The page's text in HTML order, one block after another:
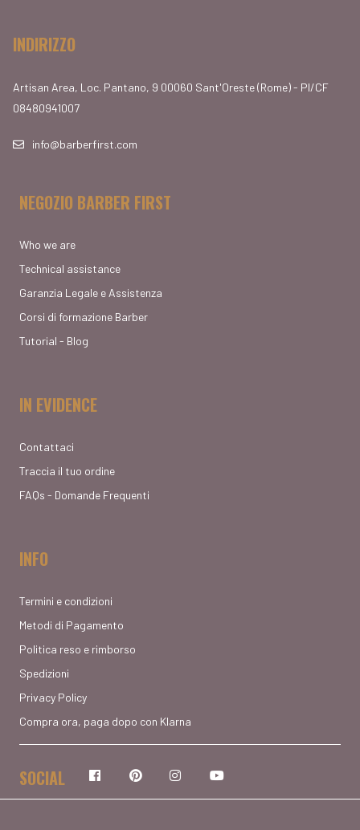
INDIRIZZO
Artisan Area, Loc. Pantano, 9 00060 Sant'Oreste (Rome) - PI/CF
08480941007
info@barberfirst.com
NEGOZIO BARBER FIRST
Who we are
Technical assistance
Garanzia Legale e Assistenza
Corsi di formazione Barber
Tutorial - Blog
IN EVIDENCE
Contattaci
Traccia il tuo ordine
FAQs - Domande Frequenti
INFO
Termini e condizioni
Metodi di Pagamento
Politica reso e rimborso
Spedizioni
Privacy Policy
Compra ora, paga dopo con Klarna
SOCIAL FacebookPinterestInstagram